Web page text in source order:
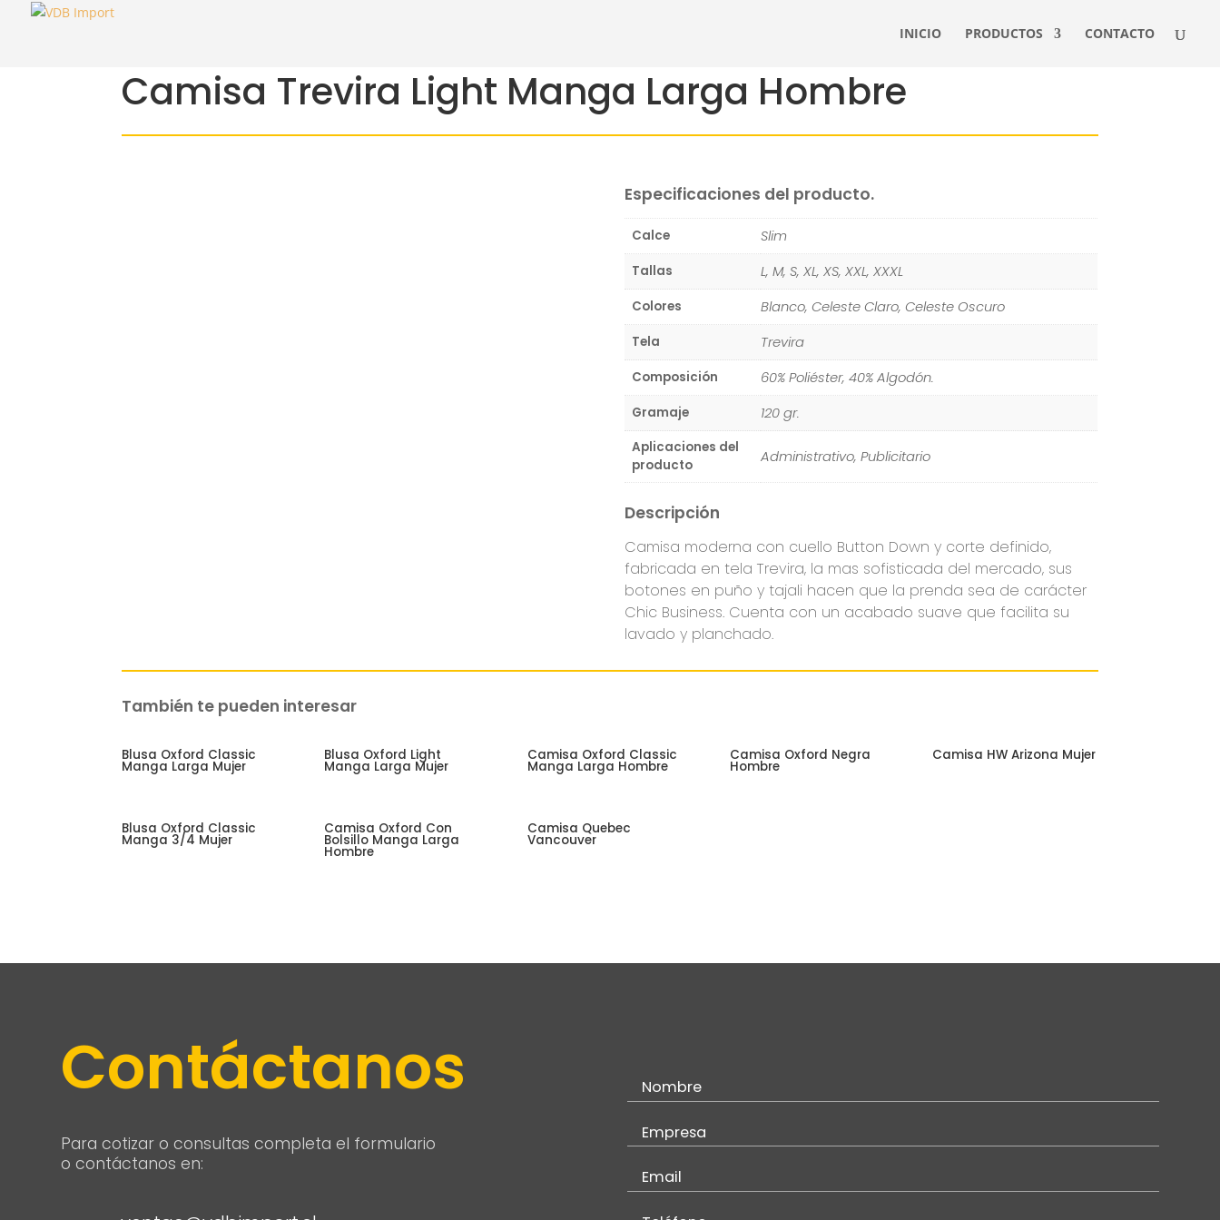
INICIO PRODUCTOS CONTACTO
Camisa Trevira Light Manga Larga Hombre
Especificaciones del producto.
Calce Slim
Tallas L, M, S, XL, XS, XXL, XXXL
Colores Blanco, Celeste Claro, Celeste Oscuro
Tela Trevira
Composición 60% Poliéster, 40% Algodón.
Gramaje 120 gr.
Aplicaciones del
producto
Administrativo, Publicitario
Descripción
Camisa moderna con cuello Button Down y corte definido,
fabricada en tela Trevira, la mas sofisticada del mercado, sus
botones en puño y tajali hacen que la prenda sea de carácter
Chic Business. Cuenta con un acabado suave que facilita su
lavado y planchado.
También te pueden interesar
Related products
Blusa Oxford Classic
Manga Larga Mujer
Blusa Oxford Light
Manga Larga Mujer
Camisa Oxford Classic
Manga Larga Hombre
Camisa Oxford Negra
Hombre
Camisa HW Arizona Mujer
Blusa Oxford Classic
Manga 3/4 Mujer
Camisa Oxford Con
Bolsillo Manga Larga
Hombre
Camisa Quebec
Vancouver
Contáctanos
Para cotizar o consultas completa el formulario
o contáctanos en: